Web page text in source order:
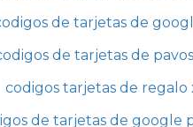
de tarjetas de
de tarjetas de
codigos tarjetas de regalo
de tarjetas de google